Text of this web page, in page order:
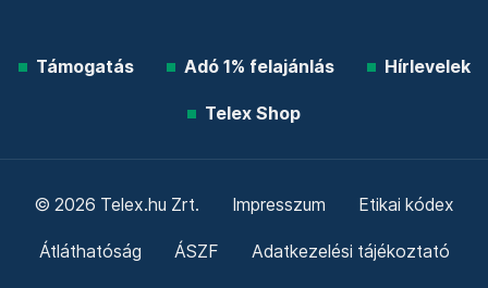
Támogatás Adó 1% felajánlás Hírlevelek
Telex Shop
© 2026 Telex.hu Zrt. Impresszum Etikai kódex
Átláthatóság ÁSZF Adatkezelési tájékoztató